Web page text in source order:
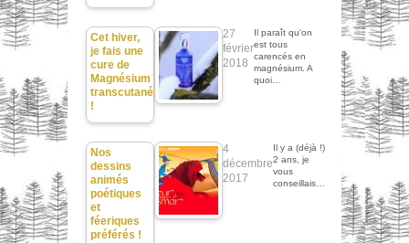
Cet hiver,
je fais une
cure de
Magnésium
transcutané
!
27
février
2018
Il paraît qu'on
est tous
carencés en
magnésium. A
quoi…
Nos
dessins
animés
poétiques
et
féeriques
préférés !
4
décembre
2017
Il y a (déjà !)
2 ans, je
vous
conseillais…